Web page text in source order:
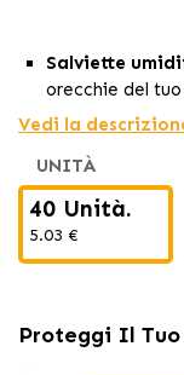
Salviette
orecchie del
Con
Ideali per uso
Vedi la
UNITÀ
40 Unità.
5.03 €
Proteggi Il